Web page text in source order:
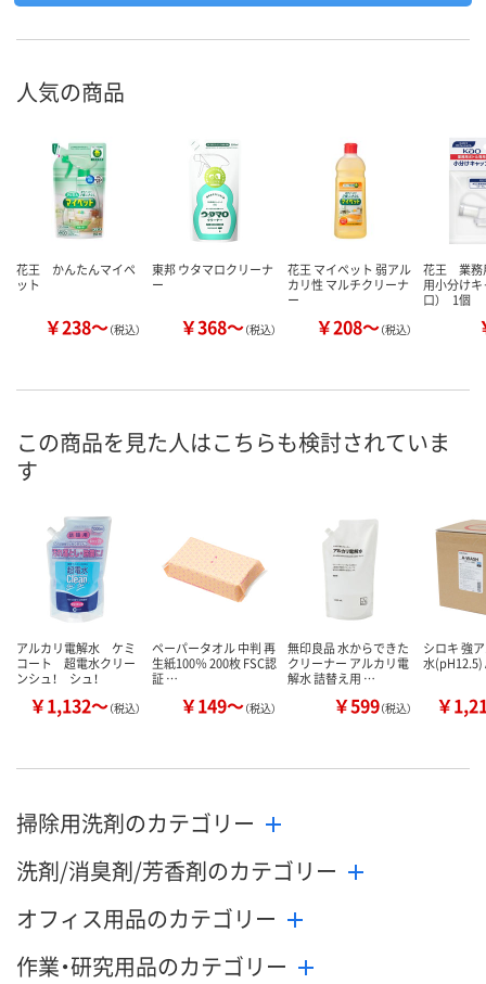
人気の商品
花王 かんたんマイペ
ット
￥238～（税込）
東邦 ウタマロクリーナ
ー
￥368～（税込）
花王 マイペット 弱アル
カリ性 マルチクリーナ
ー
￥208～（税込）
花王 業務
用小分けキ
口） 1個
この商品を見た人はこちらも検討されていま
す
アルカリ電解水 ケミ
コート 超電水クリー
ンシュ！ シュ！
￥1,132～（税込）
ペーパータオル 中判 再
生紙100％ 200枚 FSC認
証 …
￥149～（税込）
無印良品 水からできた
クリーナー アルカリ電
解水 詰替え用 …
￥599（税込）
シロキ 強
水(pH12.5)
￥
掃除用洗剤のカテゴリー
洗剤/消臭剤/芳香剤のカテゴリー
オフィス用品のカテゴリー
作業・研究用品のカテゴリー